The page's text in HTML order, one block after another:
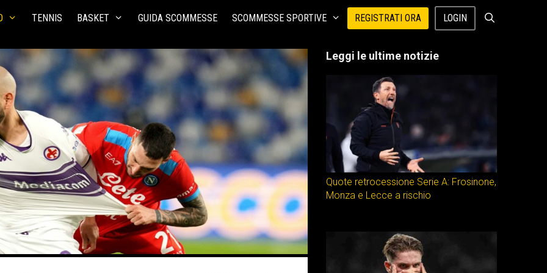
TENNIS BASKET GUIDA SCOMMESSE SCOMMESSE SPORTIVE REGISTRATI ORA LOGIN
Leggi le ultime notizie
Quote retrocessione Serie A: Frosinone,
Monza e Lecce a rischio